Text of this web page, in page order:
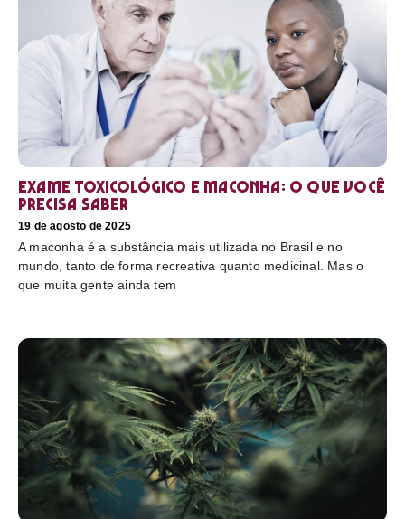
Exame toxicológico e maconha: o que você
precisa saber
19 de agosto de 2025
A maconha é a substância mais utilizada no Brasil e no
mundo, tanto de forma recreativa quanto medicinal. Mas o
que muita gente ainda tem